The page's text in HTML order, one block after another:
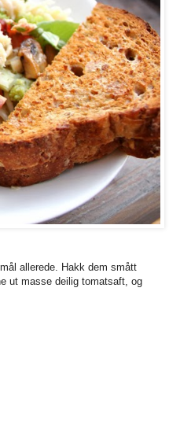
allerede. Hakk dem smått
ut masse deilig tomatsaft, og